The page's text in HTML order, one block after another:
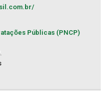
Públicas (PNCP)